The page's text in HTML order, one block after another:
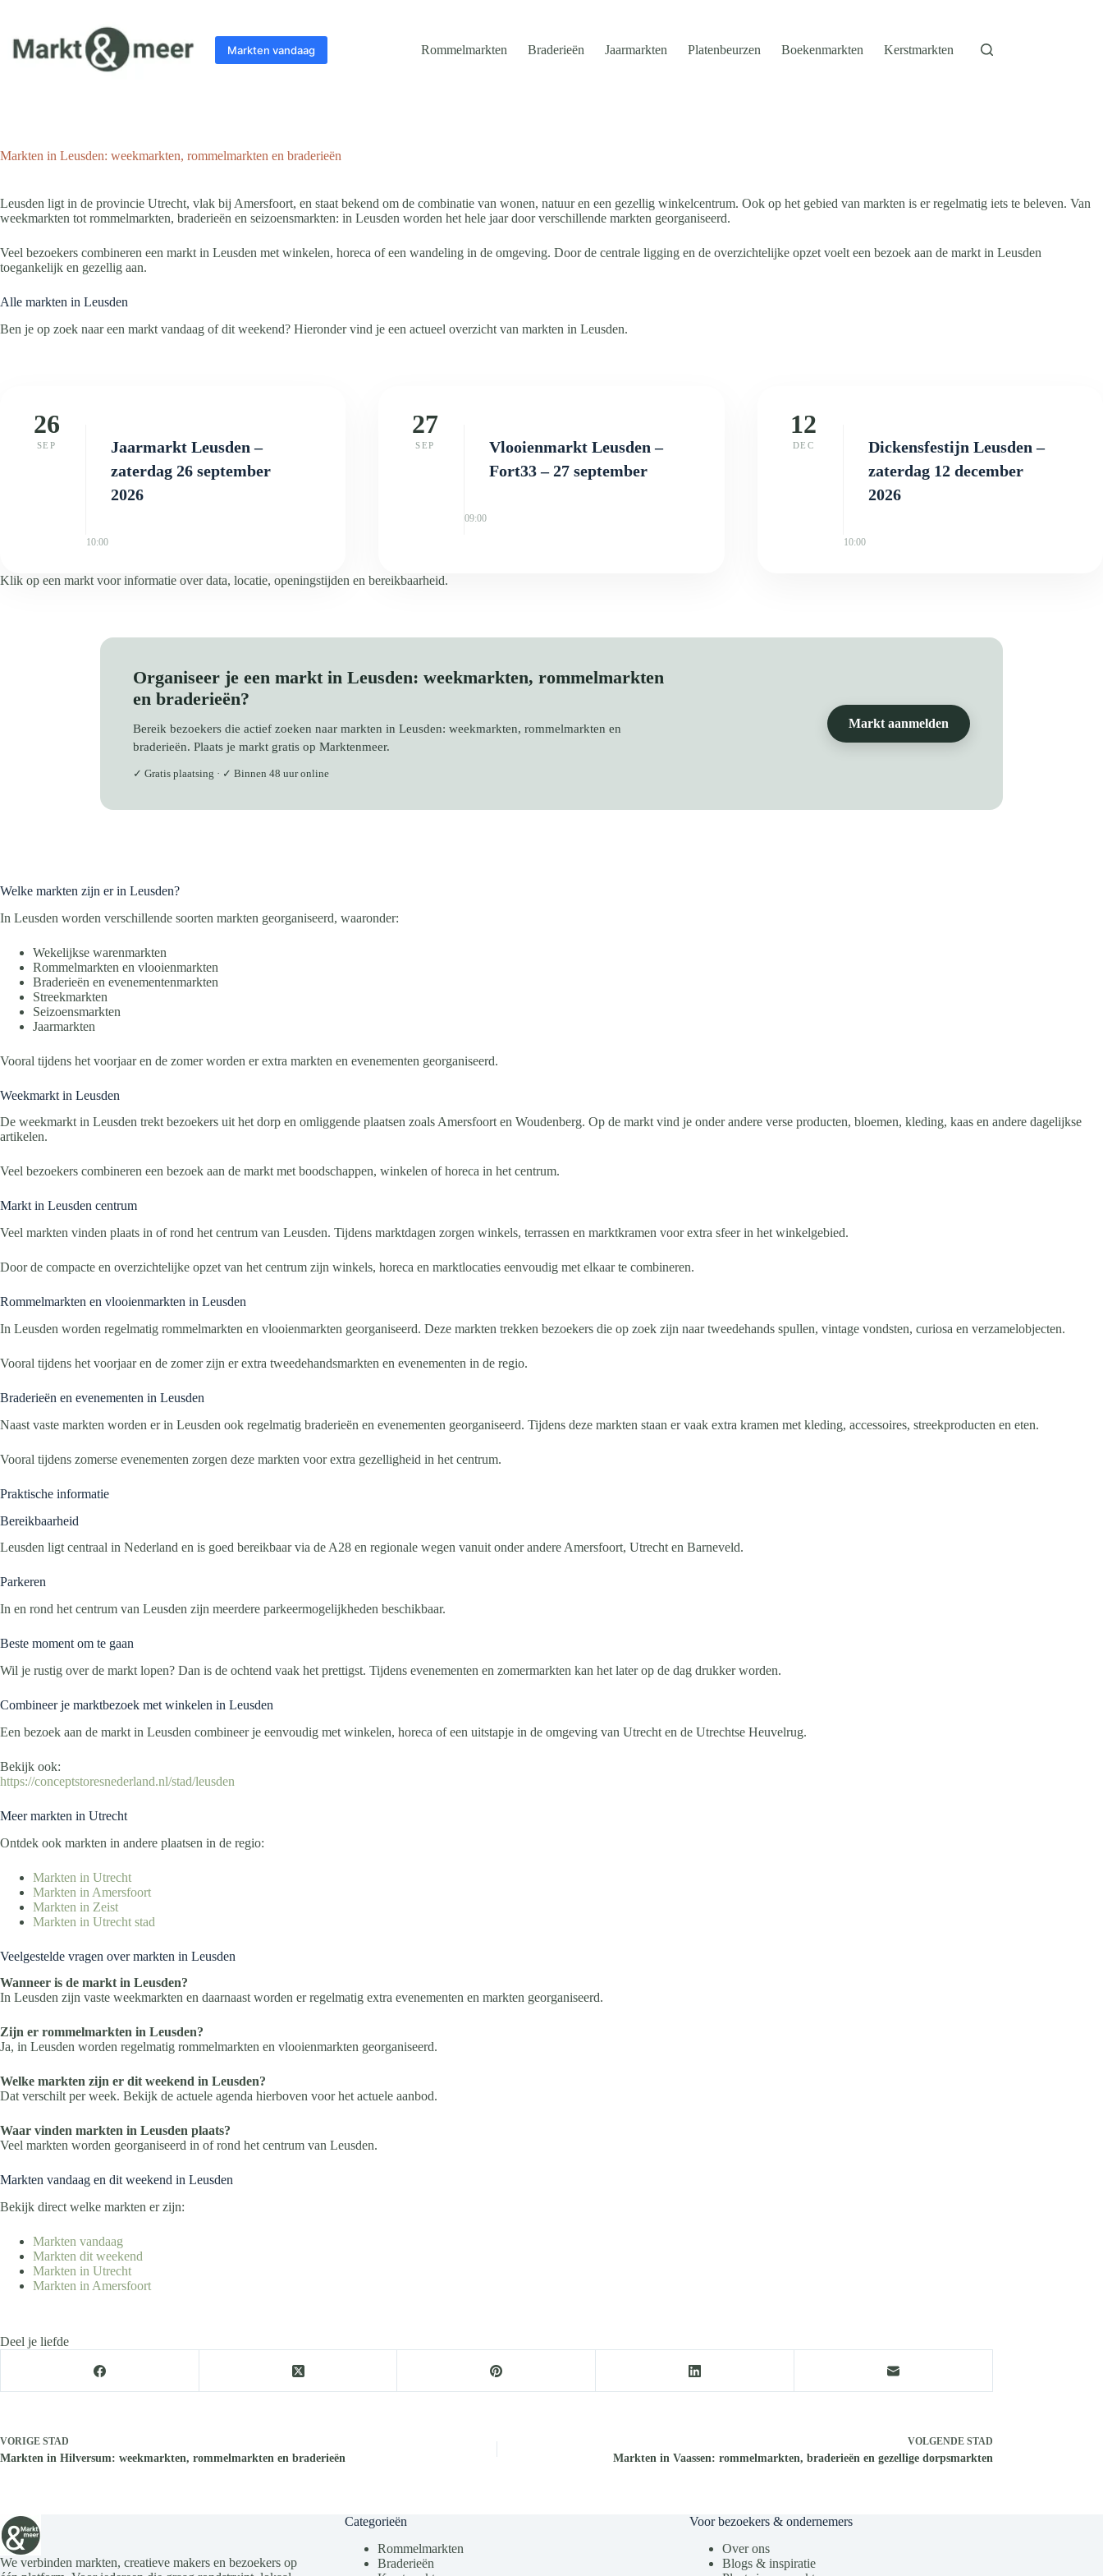
inhoud
Markten vandaag Rommelmarkten Braderieën Jaarmarkten Platenbeurzen Boekenmarkten Kerstmarkten
Markten in Leusden: weekmarkten, rommelmarkten en braderieën
Leusden ligt in de provincie Utrecht, vlak bij Amersfoort, en staat bekend om de combinatie van wonen, natuur en een gezellig winkelcentrum. Ook op het gebied van markten is er regelmatig iets te beleven. Van
weekmarkten tot rommelmarkten, braderieën en seizoensmarkten: in Leusden worden het hele jaar door verschillende markten georganiseerd.
Veel bezoekers combineren een markt in Leusden met winkelen, horeca of een wandeling in de omgeving. Door de centrale ligging en de overzichtelijke opzet voelt een bezoek aan de markt in Leusden
toegankelijk en gezellig aan.
Alle markten in Leusden
Ben je op zoek naar een markt vandaag of dit weekend? Hieronder vind je een actueel overzicht van markten in Leusden.
26
SEP
Jaarmarkt Leusden –
zaterdag 26 september
2026
10:00
27
SEP
Vlooienmarkt Leusden –
Fort33 – 27 september
09:00
12
DEC
Dickensfestijn Leusden –
zaterdag 12 december
2026
10:00
Klik op een markt voor informatie over data, locatie, openingstijden en bereikbaarheid.
Organiseer je een markt in Leusden: weekmarkten, rommelmarkten
en braderieën?
Bereik bezoekers die actief zoeken naar markten in Leusden: weekmarkten, rommelmarkten en
braderieën. Plaats je markt gratis op Marktenmeer.
✓ Gratis plaatsing · ✓ Binnen 48 uur online
Markt aanmelden
Welke markten zijn er in Leusden?
In Leusden worden verschillende soorten markten georganiseerd, waaronder:
Wekelijkse warenmarkten
Rommelmarkten en vlooienmarkten
Braderieën en evenementenmarkten
Streekmarkten
Seizoensmarkten
Jaarmarkten
Vooral tijdens het voorjaar en de zomer worden er extra markten en evenementen georganiseerd.
Weekmarkt in Leusden
De weekmarkt in Leusden trekt bezoekers uit het dorp en omliggende plaatsen zoals Amersfoort en Woudenberg. Op de markt vind je onder andere verse producten, bloemen, kleding, kaas en andere dagelijkse
artikelen.
Veel bezoekers combineren een bezoek aan de markt met boodschappen, winkelen of horeca in het centrum.
Markt in Leusden centrum
Veel markten vinden plaats in of rond het centrum van Leusden. Tijdens marktdagen zorgen winkels, terrassen en marktkramen voor extra sfeer in het winkelgebied.
Door de compacte en overzichtelijke opzet van het centrum zijn winkels, horeca en marktlocaties eenvoudig met elkaar te combineren.
Rommelmarkten en vlooienmarkten in Leusden
In Leusden worden regelmatig rommelmarkten en vlooienmarkten georganiseerd. Deze markten trekken bezoekers die op zoek zijn naar tweedehands spullen, vintage vondsten, curiosa en verzamelobjecten.
Vooral tijdens het voorjaar en de zomer zijn er extra tweedehandsmarkten en evenementen in de regio.
Braderieën en evenementen in Leusden
Naast vaste markten worden er in Leusden ook regelmatig braderieën en evenementen georganiseerd. Tijdens deze markten staan er vaak extra kramen met kleding, accessoires, streekproducten en eten.
Vooral tijdens zomerse evenementen zorgen deze markten voor extra gezelligheid in het centrum.
Praktische informatie
Bereikbaarheid
Leusden ligt centraal in Nederland en is goed bereikbaar via de A28 en regionale wegen vanuit onder andere Amersfoort, Utrecht en Barneveld.
Parkeren
In en rond het centrum van Leusden zijn meerdere parkeermogelijkheden beschikbaar.
Beste moment om te gaan
Wil je rustig over de markt lopen? Dan is de ochtend vaak het prettigst. Tijdens evenementen en zomermarkten kan het later op de dag drukker worden.
Combineer je marktbezoek met winkelen in Leusden
Een bezoek aan de markt in Leusden combineer je eenvoudig met winkelen, horeca of een uitstapje in de omgeving van Utrecht en de Utrechtse Heuvelrug.
Bekijk ook:
https://conceptstoresnederland.nl/stad/leusden
Meer markten in Utrecht
Ontdek ook markten in andere plaatsen in de regio:
Markten in Utrecht
Markten in Amersfoort
Markten in Zeist
Markten in Utrecht stad
Veelgestelde vragen over markten in Leusden
Wanneer is de markt in Leusden?
In Leusden zijn vaste weekmarkten en daarnaast worden er regelmatig extra evenementen en markten georganiseerd.
Zijn er rommelmarkten in Leusden?
Ja, in Leusden worden regelmatig rommelmarkten en vlooienmarkten georganiseerd.
Welke markten zijn er dit weekend in Leusden?
Dat verschilt per week. Bekijk de actuele agenda hierboven voor het actuele aanbod.
Waar vinden markten in Leusden plaats?
Veel markten worden georganiseerd in of rond het centrum van Leusden.
Markten vandaag en dit weekend in Leusden
Bekijk direct welke markten er zijn:
Markten vandaag
Markten dit weekend
Markten in Utrecht
Markten in Amersfoort
Deel je liefde
VORIGE STAD
Markten in Hilversum: weekmarkten, rommelmarkten en braderieën
VOLGENDE STAD
Markten in Vaassen: rommelmarkten, braderieën en gezellige dorpsmarkten
We verbinden markten, creatieve makers en bezoekers op
Categorieën
Rommelmarkten
Braderieën
Voor bezoekers & ondernemers
Over ons
Blogs & inspiratie